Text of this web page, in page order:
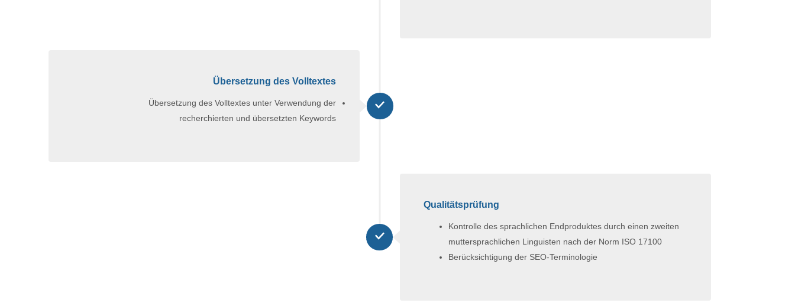
Übersetzung des Volltextes
Übersetzung des Volltextes unter Verwendung der
recherchierten und übersetzten Keywords
Qualitätsprüfung
Kontrolle des sprachlichen Endproduktes durch einen zweiten
muttersprachlichen Linguisten nach der Norm ISO 17100
Berücksichtigung der SEO-Terminologie